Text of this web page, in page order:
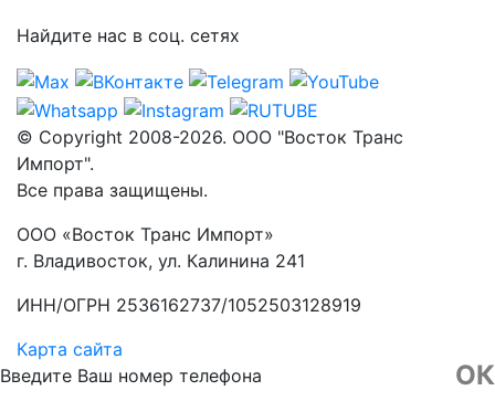
Найдите нас в соц. сетях
© Copyright 2008-2026. ООО "Восток Транс
Импорт".
Все права защищены.
ООО «Восток Транс Импорт»
г. Владивосток, ул. Калинина 241
ИНН/ОГРН 2536162737/1052503128919
Карта сайта
ОК
Введите Ваш номер телефона